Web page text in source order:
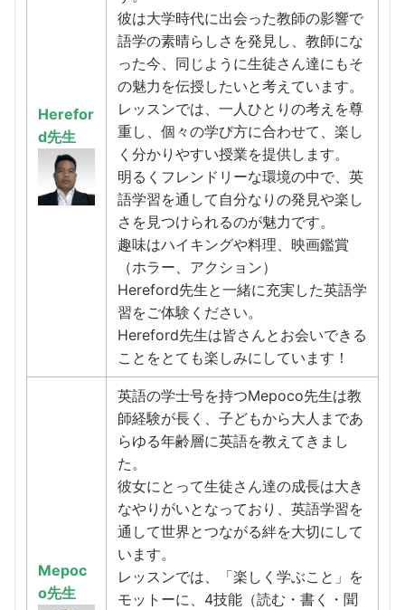
Herefor
d先生
彼は大学時代に出会った教師の影響で
語学の素晴らしさを発見し、教師にな
った今、同じように生徒さん達にもそ
の魅力を伝授したいと考えています。
レッスンでは、一人ひとりの考えを尊
重し、個々の学び方に合わせて、楽し
く分かりやすい授業を提供します。
明るくフレンドリーな環境の中で、英
語学習を通して自分なりの発見や楽し
さを見つけられるのが魅力です。
趣味はハイキングや料理、映画鑑賞
（ホラー、アクション）
Hereford先生と一緒に充実した英語学
習をご体験ください。
Hereford先生は皆さんとお会いできる
ことをとても楽しみにしています！
Mepoc
o先生
英語の学士号を持つMepoco先生は教
師経験が長く、子どもから大人まであ
らゆる年齢層に英語を教えてきまし
た。
彼女にとって生徒さん達の成長は大き
なやりがいとなっており、英語学習を
通して世界とつながる絆を大切にして
います。
レッスンでは、「楽しく学ぶこと」を
モットーに、4技能（読む・書く・聞